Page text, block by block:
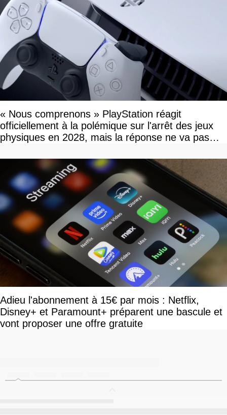
« Nous comprenons » PlayStation réagit
officiellement à la polémique sur l'arrêt des jeux
physiques en 2028, mais la réponse ne va pas
Adieu l'abonnement à 15€ par mois : Netflix,
Disney+ et Paramount+ préparent une bascule et
vont proposer une offre gratuite